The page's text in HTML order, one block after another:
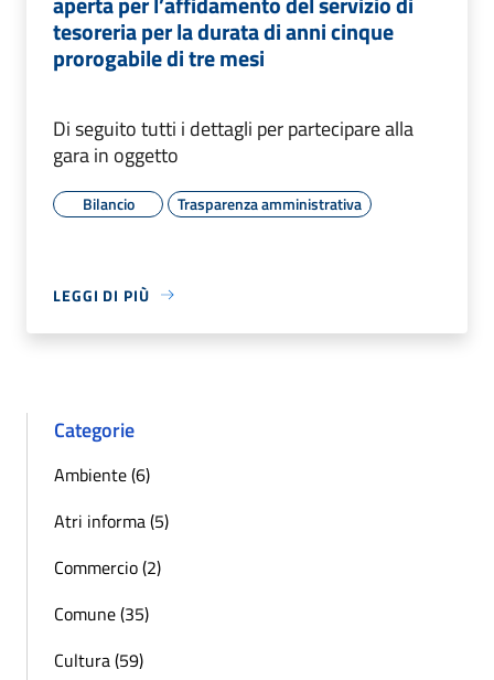
tesoreria per la durata di anni cinque
prorogabile di tre mesi
Di seguito tutti i dettagli per partecipare alla
gara in oggetto
Bilancio Trasparenza amministrativa
LEGGI DI PIÙ
Categorie
Ambiente (6)
Atri informa (5)
Commercio (2)
Comune (35)
Cultura (59)